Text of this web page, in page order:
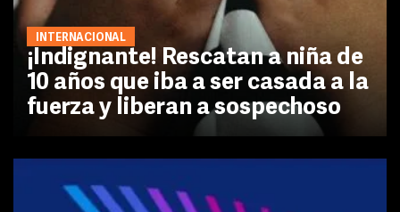
INTERNACIONAL
¡Indignante! Rescatan a niña de
10 años que iba a ser casada a la
fuerza y liberan a sospechoso